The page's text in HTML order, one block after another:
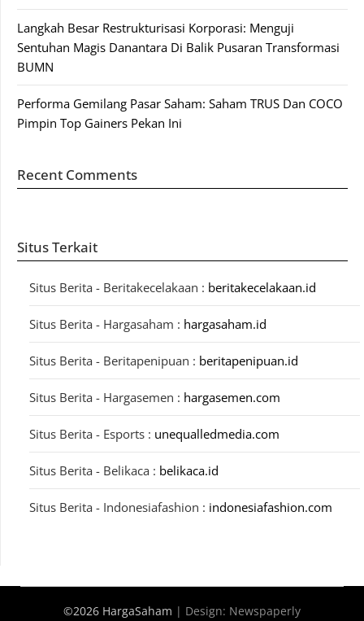
Langkah Besar Restrukturisasi Korporasi: Menguji
Sentuhan Magis Danantara Di Balik Pusaran Transformasi
BUMN
Performa Gemilang Pasar Saham: Saham TRUS Dan COCO
Pimpin Top Gainers Pekan Ini
Recent Comments
Situs Terkait
Situs Berita - Beritakecelakaan : beritakecelakaan.id
Situs Berita - Hargasaham : hargasaham.id
Situs Berita - Beritapenipuan : beritapenipuan.id
Situs Berita - Hargasemen : hargasemen.com
Situs Berita - Esports : unequalledmedia.com
Situs Berita - Belikaca : belikaca.id
Situs Berita - Indonesiafashion : indonesiafashion.com
©2026 HargaSaham | Design: Newspaperly